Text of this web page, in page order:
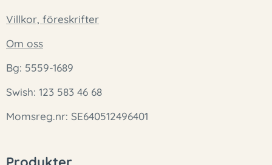
Villkor, föreskrifter
Om oss
Bg: 5559-1689
Swish: 123 583 46 68
Momsreg.nr: SE640512496401